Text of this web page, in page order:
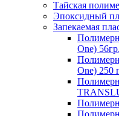
Тайская
Эпоксидный
Запекаемая
One) 56гр.
One) 250